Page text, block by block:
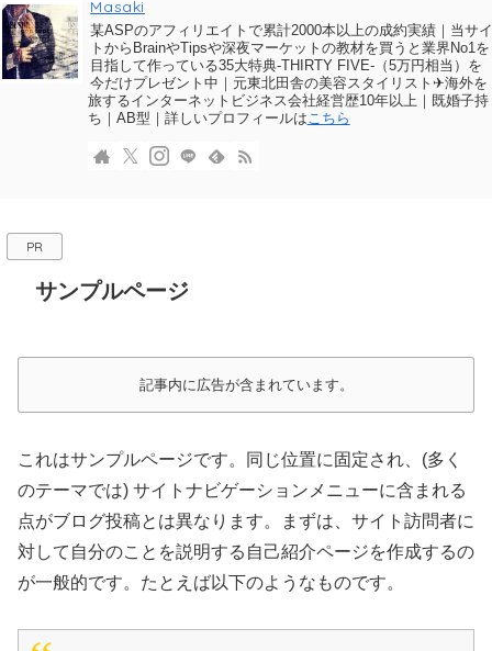
Masaki
某ASPのアフィリエイトで累計2000本以上の成約実績｜当サ
トからBrainやTipsや深夜マーケットの教材を買うと業界No1を
目指して作っている35大特典-THIRTY FIVE-（5万円相当）を
今だけプレゼント中｜元東北田舎の美容スタイリスト✈海外を
旅するインターネットビジネス会社経営歴10年以上｜既婚子持
ち｜AB型｜詳しいプロフィールはこちら
PR
サンプルページ
記事内に広告が含まれています。
これはサンプルページです。同じ位置に固定され、(多く
のテーマでは) サイトナビゲーションメニューに含まれる
点がブログ投稿とは異なります。まずは、サイト訪問者に
対して自分のことを説明する自己紹介ページを作成するの
が一般的です。たとえば以下のようなものです。